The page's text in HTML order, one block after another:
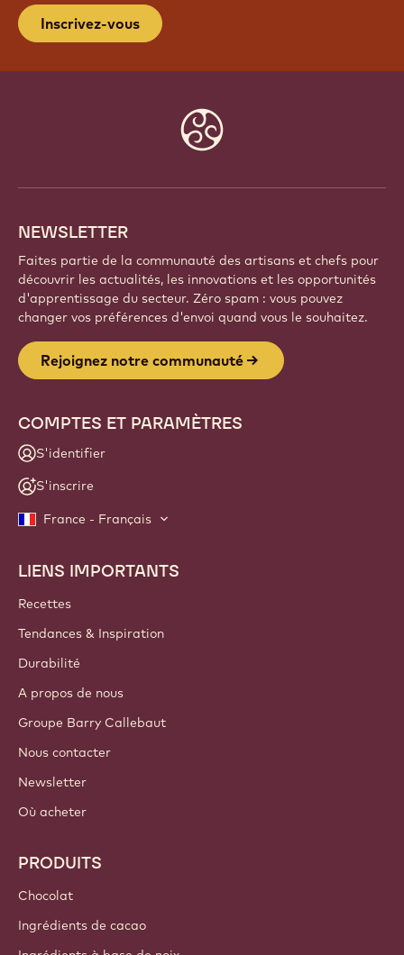
Inscrivez-vous
NEWSLETTER
Faites partie de la communauté des artisans et chefs pour
découvrir les actualités, les innovations et les opportunités
d'apprentissage du secteur. Zéro spam : vous pouvez
changer vos préférences d'envoi quand vous le souhaitez.
Rejoignez notre communauté
COMPTES ET PARAMÈTRES
S'identifier
S'inscrire
France - Français
Footer
Callebaut
LIENS IMPORTANTS
Recettes
Tendances & Inspiration
Durabilité
A propos de nous
Groupe Barry Callebaut
Nous contacter
Newsletter
Où acheter
PRODUITS
Chocolat
Ingrédients de cacao